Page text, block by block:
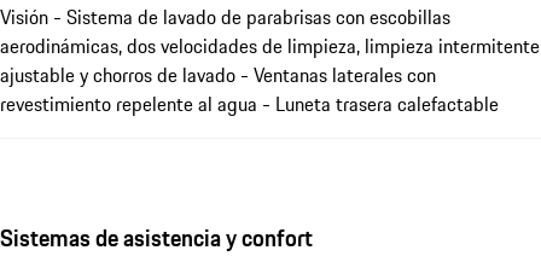
Visión - Sistema de lavado de parabrisas con escobillas
aerodinámicas, dos velocidades de limpieza, limpieza intermitente
ajustable y chorros de lavado - Ventanas laterales con
revestimiento repelente al agua - Luneta trasera calefactable
Sistemas de asistencia y confort